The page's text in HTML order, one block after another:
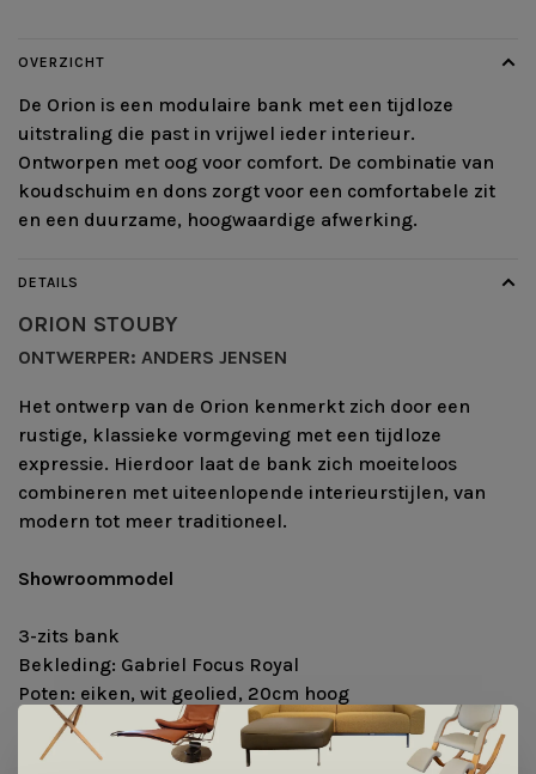
OVERZICHT
De Orion is een modulaire bank met een tijdloze
uitstraling die past in vrijwel ieder interieur.
Ontworpen met oog voor comfort. De combinatie van
koudschuim en dons zorgt voor een comfortabele zit
en een duurzame, hoogwaardige afwerking.
DETAILS
ORION STOUBY
ONTWERPER: ANDERS JENSEN
Het ontwerp van de Orion kenmerkt zich door een
rustige, klassieke vormgeving met een tijdloze
expressie. Hierdoor laat de bank zich moeiteloos
combineren met uiteenlopende interieurstijlen, van
modern tot meer traditioneel.
Showroommodel
3-zits bank
Bekleding: Gabriel Focus Royal
Poten: eiken, wit geolied, 20cm hoog
Kussenvulling